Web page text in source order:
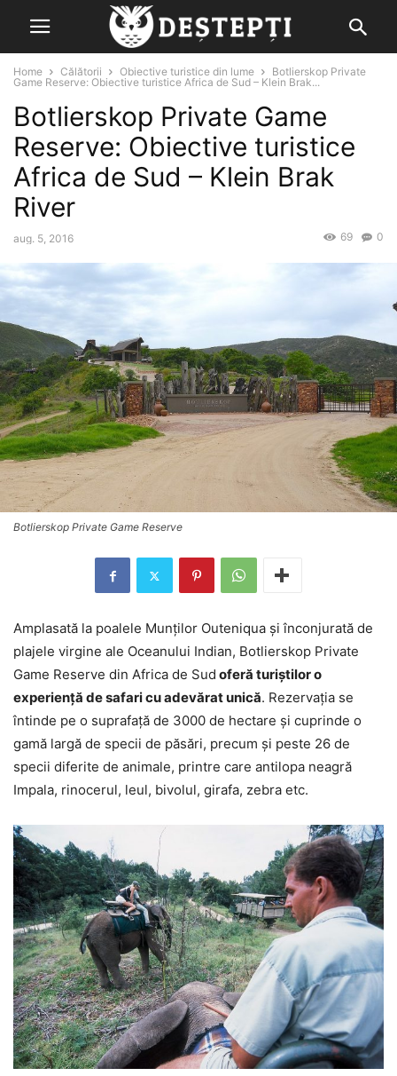
Home Călătorii Obiective turistice din lume
Botlierskop Private
Game Reserve: Obiective turistice Africa de Sud – Klein Brak...
Botlierskop Private Game
Reserve: Obiective turistice
Africa de Sud – Klein Brak
River
aug. 5, 2016 0
69
Botlierskop Private Game Reserve
Amplasată la poalele Munţilor Outeniqua şi înconjurată de
plajele virgine ale Oceanului Indian, Botlierskop Private
Game Reserve din Africa de Sud oferă turiştilor o
experienţă de safari cu adevărat unică. Rezervaţia se
întinde pe o suprafaţă de 3000 de hectare şi cuprinde o
gamă largă de specii de păsări, precum şi peste 26 de
specii diferite de animale, printre care antilopa neagră
Impala, rinocerul, leul, bivolul, girafa, zebra etc.